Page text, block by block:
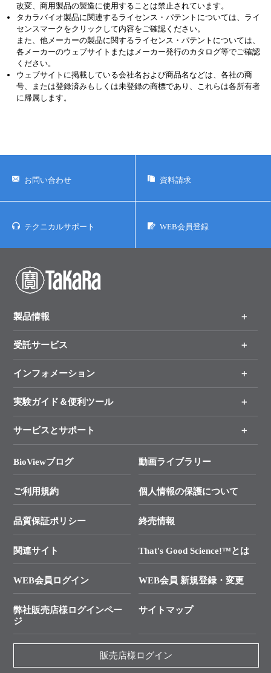
改変、商用製品の製造に使用することは禁止されています。
タカラバイオ製品に関連するライセンス・パテントについては、ライ
センスマークをクリックして内容をご確認ください。
また、他メーカーの製品に関するライセンス・パテントについては、
各メーカーのウェブサイトまたはメーカー発行のカタログ等でご確認
ください。
ウェブサイトに掲載している会社名および商品名などは、各社の商
号、または登録済みもしくは未登録の商標であり、これらは各所有者
に帰属します。
お問い合わせ 資料請求
テクニカルサポート WEB会員登録
製品情報
製品一覧
手法から製品を探す
新製品情報
受託サービス
オンライン注文
インフォメーション
キャンペーン
タカラバイオ各種会員募集のお知らせ
終売製品のお知らせ
価格改定のご案内
タカラバイオ発表文献
実験ガイド＆便利ツール
リアルタイムPCR実験のススメ
幹細胞・再生医療研究ガイド
クローニング実験ガイド
SMARTer NGSポータルサイト
プライマー設計
制限酵素切断サイトの検索
ユーザーズボイス集
エピジェネティクス実験ガイド
抗体検索サイト
サービスとサポート
総合お問い合わせ
├ 実験コンシェルジュ
├ 受託サービスお問い合わせ
└ カスタム製造お問い合わせ
資料請求 機器関連
資料請求 受託関連
資料請求 核酸抽出・精製カタログ
BioViewブログ 動画ライブラリー
ご利用規約 個人情報の保護について
品質保証ポリシー 終売情報
関連サイト That's Good Science!™とは
WEB会員ログイン WEB会員 新規登録・変更
弊社販売店様ログインペー
ジ
サイトマップ
販売店様ログイン